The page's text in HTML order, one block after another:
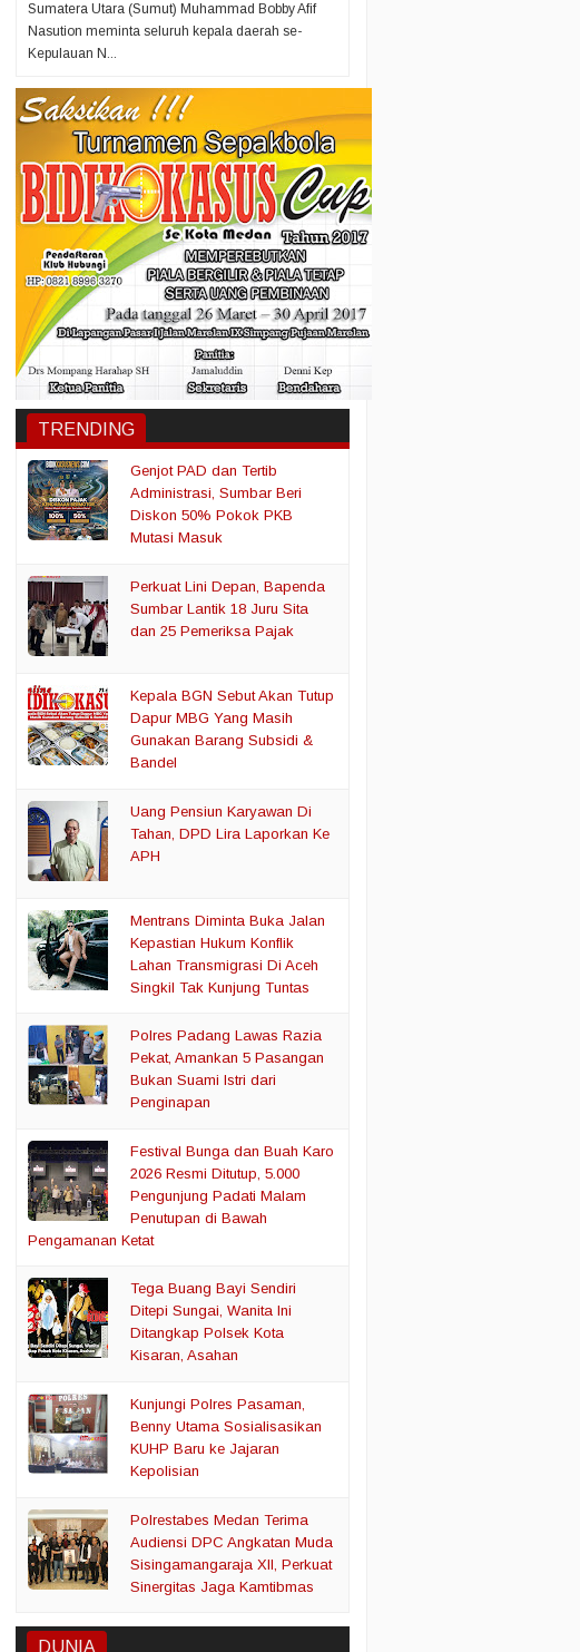
Sumatera Utara (Sumut) Muhammad Bobby Afif
Nasution meminta seluruh kepala daerah se-
Kepulauan N...
TRENDING
Genjot PAD dan Tertib
Administrasi, Sumbar Beri
Diskon 50% Pokok PKB
Mutasi Masuk
Perkuat Lini Depan, Bapenda
Sumbar Lantik 18 Juru Sita
dan 25 Pemeriksa Pajak
Kepala BGN Sebut Akan Tutup
Dapur MBG Yang Masih
Gunakan Barang Subsidi &
Bandel
Uang Pensiun Karyawan Di
Tahan, DPD Lira Laporkan Ke
APH
Mentrans Diminta Buka Jalan
Kepastian Hukum Konflik
Lahan Transmigrasi Di Aceh
Singkil Tak Kunjung Tuntas
Polres Padang Lawas Razia
Pekat, Amankan 5 Pasangan
Bukan Suami Istri dari
Penginapan
Festival Bunga dan Buah Karo
2026 Resmi Ditutup, 5.000
Pengunjung Padati Malam
Penutupan di Bawah
Pengamanan Ketat
Tega Buang Bayi Sendiri
Ditepi Sungai, Wanita Ini
Ditangkap Polsek Kota
Kisaran, Asahan
Kunjungi Polres Pasaman,
Benny Utama Sosialisasikan
KUHP Baru ke Jajaran
Kepolisian
Polrestabes Medan Terima
Audiensi DPC Angkatan Muda
Sisingamangaraja XII, Perkuat
Sinergitas Jaga Kamtibmas
DUNIA